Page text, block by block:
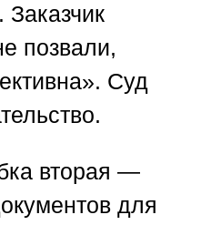
Заказчик
позвали,
Суд
вторая —
для